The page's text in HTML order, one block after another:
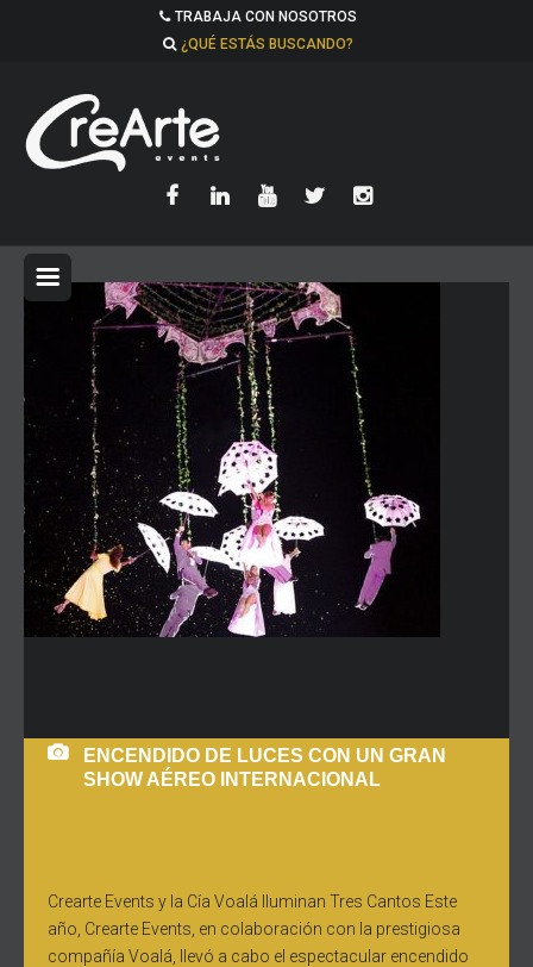
TRABAJA CON NOSOTROS
¿QUÉ ESTÁS BUSCANDO?
ENCENDIDO DE LUCES CON UN GRAN
SHOW AÉREO INTERNACIONAL
Crearte Events y la Cía Voalá Iluminan Tres Cantos Este
año, Crearte Events, en colaboración con la prestigiosa
compañía Voalá, llevó a cabo el espectacular encendido